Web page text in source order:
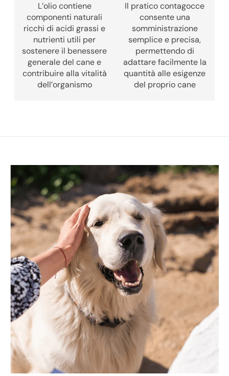
L’olio contiene
componenti naturali
ricchi di acidi grassi e
nutrienti utili per
sostenere il benessere
generale del cane e
contribuire alla vitalità
dell’organismo
Il pratico contagocce
consente una
somministrazione
semplice e precisa,
permettendo di
adattare facilmente la
quantità alle esigenze
del proprio cane